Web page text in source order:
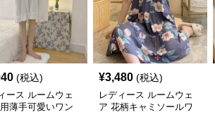
(税込)
ース ルームウェ
薄手可愛いワン
¥3,480 (税込)
レディース ルームウェ
ア 花柄キャミソールワ